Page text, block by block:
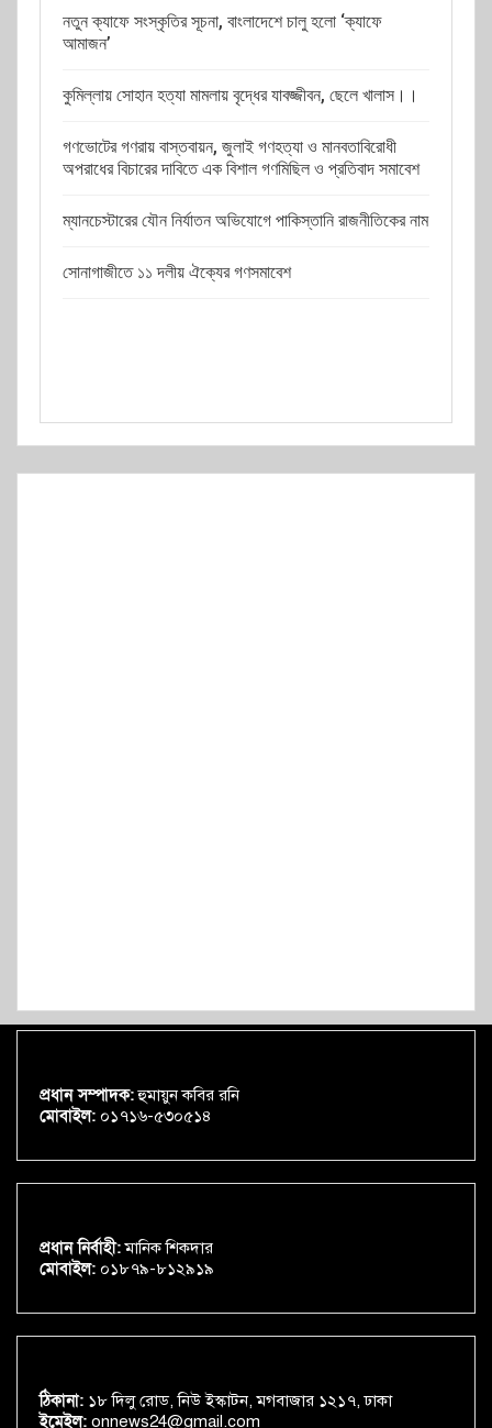
নতুন ক্যাফে সংস্কৃতির সূচনা, বাংলাদেশে চালু হলো ‘ক্যাফে
আমাজন’
কুমিল্লায় সোহান হত্যা মামলায় বৃদ্ধের যাবজ্জীবন, ছেলে খালাস।।
গণভোটের গণরায় বাস্তবায়ন, জুলাই গণহত্যা ও মানবতাবিরোধী
অপরাধের বিচারের দাবিতে এক বিশাল গণমিছিল ও প্রতিবাদ সমাবেশ
ম্যানচেস্টারের যৌন নির্যাতন অভিযোগে পাকিস্তানি রাজনীতিকের নাম
সোনাগাজীতে ১১ দলীয় ঐক্যের গণসমাবেশ
প্রধান সম্পাদক:হুমায়ুন কবির রনি
মোবাইল: ০১৭১৬-৫৩০৫১৪
প্রধান নির্বাহী:মানিক শিকদার
মোবাইল: ০১৮৭৯-৮১২৯১৯
ঠিকানা: ১৮ দিলু রোড, নিউ ইস্কাটন, মগবাজার ১২১৭, ঢাকা
ইমেইল: onnews24@gmail.com